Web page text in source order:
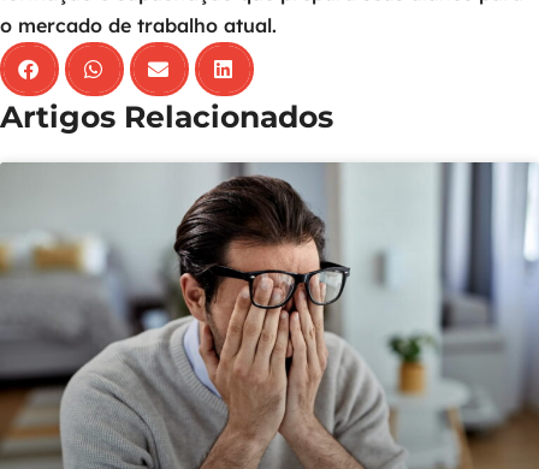
o mercado de trabalho atual.
Artigos Relacionados